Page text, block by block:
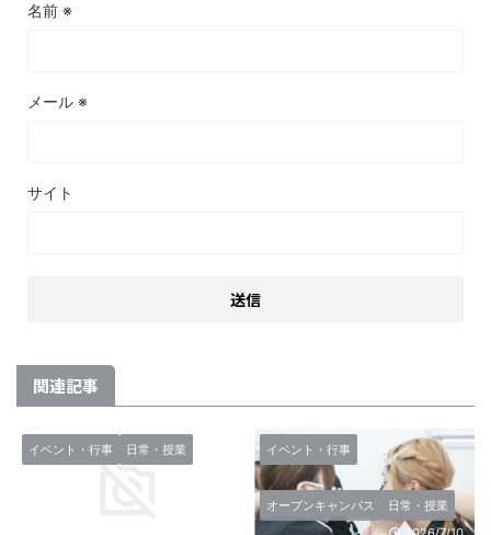
名前 ※
メール ※
サイト
関連記事
イベント・行事 日常・授業 イベント・行事
オープンキャンパス
日常・授業